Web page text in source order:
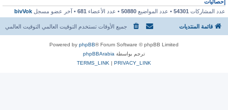
إحصائيات
عدد المشاركات 54301 • عدد المواضيع 50880 • عدد الأعضاء 681 • آخر عضو مسجل bivVok
قائمة المنتديات جميع الأوقات تستخدم التوقيت العالمي التوقيت العالمي
Powered by phpBB® Forum Software © phpBB Limited
ترجم بواسطة phpBBArabia
PRIVACY_LINK
|
TERMS_LINK